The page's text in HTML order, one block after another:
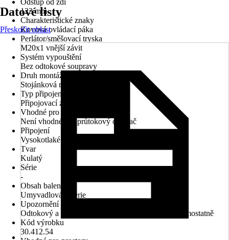
Odstup od zdi
123 mm
Charakteristické znaky
Kovová ovládací páka
Perlátor/směšovací tryska
M20x1 vnější závit
Systém vypouštění
Bez odtokové soupravy
Druh montáže
Stojánková montáž
Typ připojení
Připojovací závit 1/2"
Vhodné pro
Není vhodné pro průtokový ohřívač
Připojení
Vysokotlaké - tlakové
Tvar
Kulatý
Série
-
Obsah balení
Umyvadlová baterie
Upozornění
Odtokový a přepadový systém je nutné objednat samostatně
Kód výrobku
30.412.54
Datové listy
Přeskočit oblast